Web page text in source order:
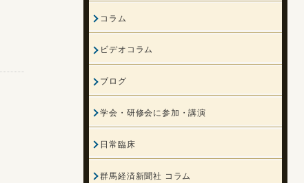
コラム
ビデオコラム
ブログ
学会・研修会に参加・講演
日常臨床
群馬経済新聞社 コラム